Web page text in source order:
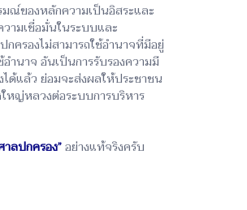
ณ์ของหลักความเป็นอิสระและ
ามเชื่อมั่นในระบบและ
ครองไม่สามารถใช้อำนาจที่มีอยู่
ำนาจ อันเป็นการรับรองความมี
ด้แล้ว ย่อมจะส่งผลให้ประชาชน
หญ่หลวงต่อระบบการบริหาร
ลปกครอง”อย่างแท้จริงครับ